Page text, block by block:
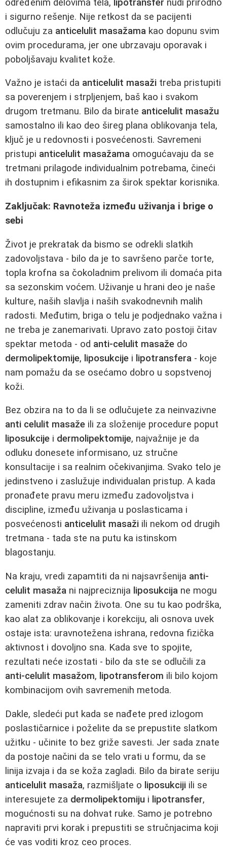
određenim delovima tela, lipotransfer nudi prirodno
i sigurno rešenje. Nije retkost da se pacijenti
odlučuju za anticelulit masažama kao dopunu svim
ovim procedurama, jer one ubrzavaju oporavak i
poboljšavaju kvalitet kože.
Važno je istaći da anticelulit masaži treba pristupiti
sa poverenjem i strpljenjem, baš kao i svakom
drugom tretmanu. Bilo da birate anticelulit masažu
samostalno ili kao deo šireg plana oblikovanja tela,
ključ je u redovnosti i posvećenosti. Savremeni
pristupi anticelulit masažama omogućavaju da se
tretmani prilagode individualnim potrebama, čineći
ih dostupnim i efikasnim za širok spektar korisnika.
Zaključak: Ravnoteža između uživanja i brige o
sebi
Život je prekratak da bismo se odrekli slatkih
zadovoljstava - bilo da je to savršeno parče torte,
topla krofna sa čokoladnim prelivom ili domaća pita
sa sezonskim voćem. Uživanje u hrani deo je naše
kulture, naših slavlja i naših svakodnevnih malih
radosti. Međutim, briga o telu je podjednako važna i
ne treba je zanemarivati. Upravo zato postoji čitav
spektar metoda - od anti-celulit masaže do
dermolipektomije, liposukcije i lipotransfera - koje
nam pomažu da se osećamo dobro u sopstvenoj
koži.
Bez obzira na to da li se odlučujete za neinvazivne
anti celulit masaže ili za složenije procedure poput
liposukcije i dermolipektomije, najvažnije je da
odluku donesete informisano, uz stručne
konsultacije i sa realnim očekivanjima. Svako telo je
jedinstveno i zaslužuje individualan pristup. A kada
pronađete pravu meru između zadovoljstva i
discipline, između uživanja u poslasticama i
posvećenosti anticelulit masaži ili nekom od drugih
tretmana - tada ste na putu ka istinskom
blagostanju.
Na kraju, vredi zapamtiti da ni najsavršenija anti-
celulit masaža ni najpreciznija liposukcija ne mogu
zameniti zdrav način života. One su tu kao podrška,
kao alat za oblikovanje i korekciju, ali osnova uvek
ostaje ista: uravnotežena ishrana, redovna fizička
aktivnost i dovoljno sna. Kada sve to spojite,
rezultati neće izostati - bilo da ste se odlučili za
anti-celulit masažom, lipotransferom ili bilo kojom
kombinacijom ovih savremenih metoda.
Dakle, sledeći put kada se nađete pred izlogom
poslastičarnice i poželite da se prepustite slatkom
užitku - učinite to bez griže savesti. Jer sada znate
da postoje načini da se telo vrati u formu, da se
linija izvaja i da se koža zagladi. Bilo da birate seriju
anticelulit masaža, razmišljate o liposukciji ili se
interesujete za dermolipektomiju i lipotransfer,
mogućnosti su na dohvat ruke. Samo je potrebno
napraviti prvi korak i prepustiti se stručnjacima koji
će vas voditi kroz ceo proces.